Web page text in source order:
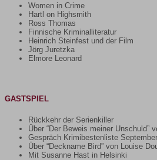
Women in Crime
Hartl on Highsmith
Ross Thomas
Finnische Kriminalliteratur
Heinrich Steinfest und der Film
Jörg Juretzka
Elmore Leonard
GASTSPIEL
Rückkehr der Serienkiller
Über “Der Beweis meiner Unschuld”
Gespräch Krimibestenliste September
Über “Deckname Bird” von Louise
Mit Susanne Hast in Helsinki